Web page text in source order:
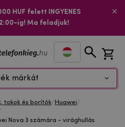
HUF felett INGYENES
ig! Ma feladjuk!
márkát
tokok és borítók/ Huawei/
Nova 3 számára - virághullás